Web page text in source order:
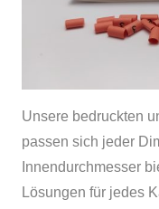
Unsere bedruckten
passen sich jeder
Innendurchmesser
Lösungen für jedes